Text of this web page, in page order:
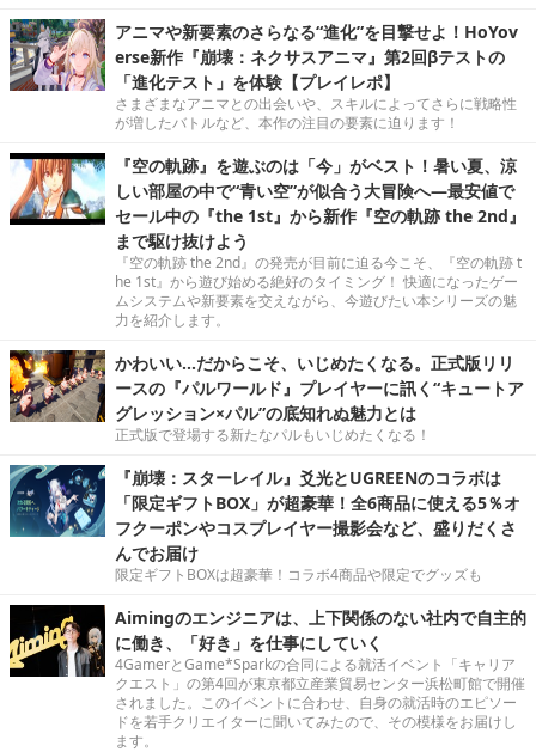
アニマや新要素のさらなる“進化”を目撃せよ！HoYov
erse新作『崩壊：ネクサスアニマ』第2回βテストの
「進化テスト」を体験【プレイレポ】
さまざまなアニマとの出会いや、スキルによってさらに戦略性
が増したバトルなど、本作の注目の要素に迫ります！
『空の軌跡』を遊ぶのは「今」がベスト！暑い夏、涼
しい部屋の中で“青い空”が似合う大冒険へ―最安値で
セール中の『the 1st』から新作『空の軌跡 the 2nd』
まで駆け抜けよう
『空の軌跡 the 2nd』の発売が目前に迫る今こそ、『空の軌跡 t
he 1st』から遊び始める絶好のタイミング！ 快適になったゲー
ムシステムや新要素を交えながら、今遊びたい本シリーズの魅
力を紹介します。
かわいい…だからこそ、いじめたくなる。正式版リリ
ースの『パルワールド』プレイヤーに訊く“キュートア
グレッション×パル”の底知れぬ魅力とは
正式版で登場する新たなパルもいじめたくなる！
『崩壊：スターレイル』爻光とUGREENのコラボは
「限定ギフトBOX」が超豪華！全6商品に使える5％オ
フクーポンやコスプレイヤー撮影会など、盛りだくさ
んでお届け
限定ギフトBOXは超豪華！コラボ4商品や限定でグッズも
Aimingのエンジニアは、上下関係のない社内で自主的
に働き、「好き」を仕事にしていく
4GamerとGame*Sparkの合同による就活イベント「キャリア
クエスト」の第4回が東京都立産業貿易センター浜松町館で開催
されました。このイベントに合わせ、自身の就活時のエピソー
ドを若手クリエイターに聞いてみたので、その模様をお届けし
ます。